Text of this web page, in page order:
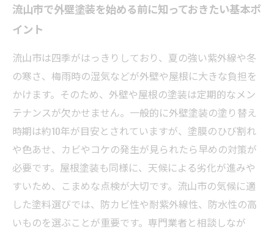
根メンテナンス計画
リフォーム成功の秘訣！流山市で安心して外壁
外壁塗装業者選びで失敗しないためのポイント
まとめ
流山市の住まいを長持ちさせるための定期メン
テナンスの重要性
流山市で外壁塗装を始める前に知っておきたい基本ポ
イント
流山市は四季がはっきりしており、夏の強い紫外線や冬
の寒さ、梅雨時の湿気などが外壁や屋根に大きな負担を
かけます。そのため、外壁や屋根の塗装は定期的なメン
テナンスが欠かせません。一般的に外壁塗装の塗り替え
時期は約10年が目安とされていますが、塗膜のひび割れ
や色あせ、カビやコケの発生が見られたら早めの対策が
必要です。屋根塗装も同様に、天候による劣化が進みや
すいため、こまめな点検が大切です。流山市の気候に適
した塗料選びでは、防カビ性や耐紫外線性、防水性の高
いものを選ぶことが重要です。専門業者と相談しなが